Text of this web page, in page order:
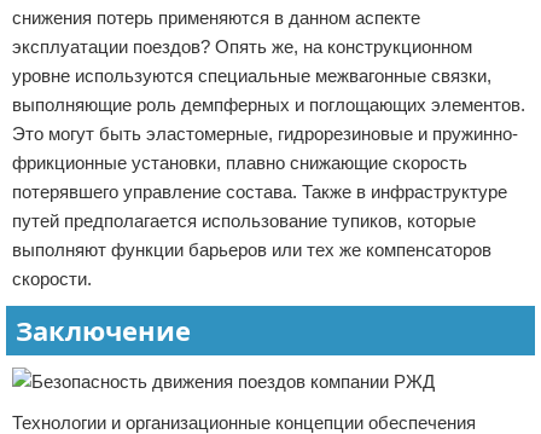
снижения потерь применяются в данном аспекте
эксплуатации поездов? Опять же, на конструкционном
уровне используются специальные межвагонные связки,
выполняющие роль демпферных и поглощающих элементов.
Это могут быть эластомерные, гидрорезиновые и пружинно-
фрикционные установки, плавно снижающие скорость
потерявшего управление состава. Также в инфраструктуре
путей предполагается использование тупиков, которые
выполняют функции барьеров или тех же компенсаторов
скорости.
Заключение
Технологии и организационные концепции обеспечения